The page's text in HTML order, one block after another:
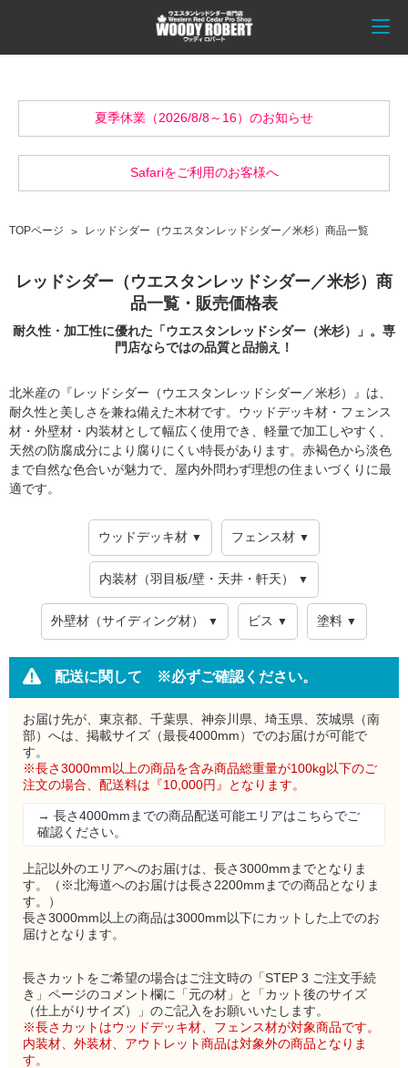
夏季休業（2026/8/8～16）のお知らせ
Safariをご利用のお客様へ
TOPページ レッドシダー（ウエスタンレッドシダー／米杉）商品一覧
レッドシダー（ウエスタンレッドシダー／米杉）商
品一覧・販売価格表
耐久性・加工性に優れた「ウエスタンレッドシダー（米杉）」。専
門店ならではの品質と品揃え！
北米産の『レッドシダー（ウエスタンレッドシダー／米杉）』は、
耐久性と美しさを兼ね備えた木材です。ウッドデッキ材・フェンス
材・外壁材・内装材として幅広く使用でき、軽量で加工しやすく、
天然の防腐成分により腐りにくい特長があります。赤褐色から淡色
まで自然な色合いが魅力で、屋内外問わず理想の住まいづくりに最
適です。
ウッドデッキ材 ▼ フェンス材 ▼
内装材（羽目板/壁・天井・軒天） ▼
外壁材（サイディング材） ▼ ビス ▼ 塗料 ▼
配送に関して ※必ずご確認ください。
お届け先が、東京都、千葉県、神奈川県、埼玉県、茨城県（南
部）へは、掲載サイズ（最長4000mm）でのお届けが可能で
す。
※長さ3000mm以上の商品を含み商品総重量が100kg以下のご
注文の場合、配送料は『10,000円』となります。
→ 長さ4000mmまでの商品配送可能エリアはこちらでご
確認ください。
上記以外のエリアへのお届けは、長さ3000mmまでとなりま
す。（※北海道へのお届けは長さ2200mmまでの商品となりま
す。）
長さ3000mm以上の商品は3000mm以下にカットした上でのお
届けとなります。
長さカットをご希望の場合はご注文時の「STEP 3 ご注文手続
き」ページのコメント欄に「元の材」と「カット後のサイズ
（仕上がりサイズ）」のご記入をお願いいたします。
※長さカットはウッドデッキ材、フェンス材が対象商品です。
内装材、外装材、アウトレット商品は対象外の商品となりま
す。